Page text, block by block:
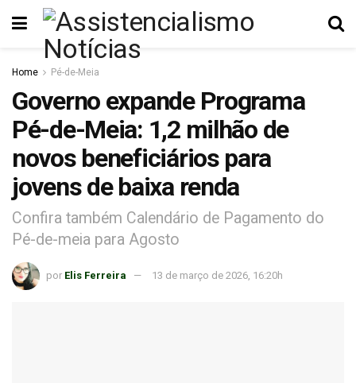
Home Pé-de-Meia
Governo expande Programa
Pé-de-Meia: 1,2 milhão de
novos beneficiários para
jovens de baixa renda
Confira também Calendário de Pagamento do
Pé-de-meia para Agosto
por Elis Ferreira 13 de março de 2026, 16:20h